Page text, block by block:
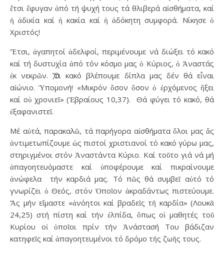
ἔτσι ἔφυγαν ἀπό τή ψυχή τους τά θλιβερά αἰσθήματα, καί
ἡ ἀδικία καί ἡ κακία καί ἡ ἀδόκητη συμφορά. Νίκησε ὁ
Χριστός!
Ἔτσι, ἀγαπητοί ἀδελφοί, περιμένουμε νά διώξει τό κακό
καί τή δυστυχία ἀπό τόν κόσμο μας ὁ Κύριος, ὁ Ἀναστάς
ἐκ νεκρῶν. Ὅ,τι κακό βλέπουμε δίπλα μας δέν θά εἶναι
αἰώνιο. Ὑπομονή! «Μικρόν ὅσον ὅσον ὁ ἐρχόμενος ἥξει
καί οὐ χρονιεῖ» (Ἑβραίους 10,37). Θά φύγει τό κακό, θά
ἐξαφανιστεῖ.
Μέ αὐτά, παρακαλῶ, τά παρήγορα αἰσθήματα ὅλοι μας ἄς
ἀντιμετωπίζουμε ὡς πιστοί χριστιανοί τό κακό γύρω μας,
στηριγμένοι στόν Ἀναστάντα Κύριο. Καί τοῦτο γιά νά μή
ἀπαγοητευόμαστε καί ὑποφέρουμε καί πικραίνουμε
ἀνώφελα τήν καρδιά μας. Τό πῶς θά συμβεῖ αὐτό τό
γνωρίζει ὁ Θεός, στόν Ὁποῖον ἀκραδάντως πιστεύουμε.
Ἄς μήν εἴμαστε «ἀνόητοι καί βραδεῖς τῆ καρδία» (Λουκᾶ
24,25) στή πίστη καί τήν ἐλπίδα, ὅπως οἱ μαθητές τοῦ
Κυρίου οἱ ὁποῖοι πρίν τήν Ἀνάστασή Του βάδιζαν
κατηφεῖς καί ἀπαγοητευμένοι τό δρόμο τῆς ζωῆς τους.